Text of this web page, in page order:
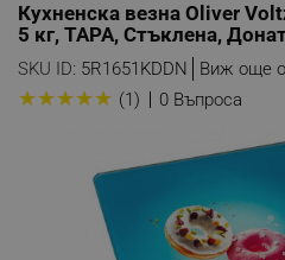
Кухненска везна Oliver
5 кг, ТАРА, Стъклена,
SKU ID: 5R1651KDDN Виж още
★★★★★ (1) 0 Въпроса